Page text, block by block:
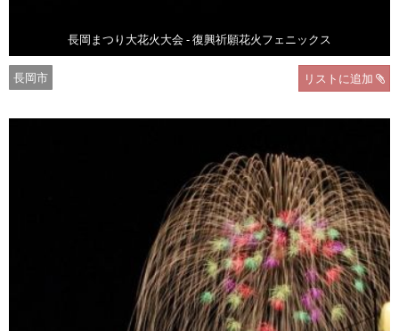
長岡まつり大花火大会 - 復興祈願花火フェニックス
長岡市 リストに追加